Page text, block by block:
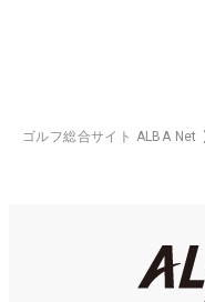
ゴルフ総合サイト ALBA Net